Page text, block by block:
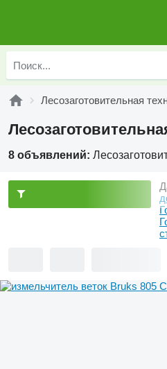
Лесозаготовительная
8 объявлений: